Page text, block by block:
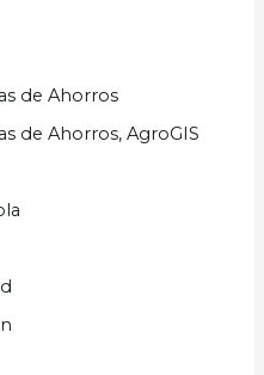
de Ahorros
de Ahorros, AgroGIS